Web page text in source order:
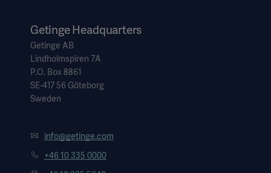
Getinge Headquarters
Getinge AB
Lindholmspiren 7A
P.O. Box 8861
SE-417 56 Göteborg
Sweden
info@getinge.com
+46 10 335 0000